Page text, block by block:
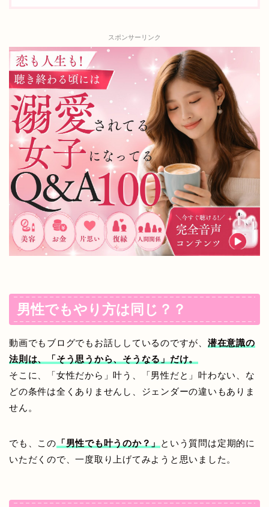
スポンサーリンク
男性でもやり方は同じ？？
動画でもブログでもお話ししているのですが、 潜在意識の
法則は、「そう思うから、そうなる」だけ。
そこに、「女性だから」叶う、「男性だと」叶わない、な
どの条件は全くありませんし、ジェンダーの違いもありま
せん。
でも、この 「男性でも叶うのか？」
という質問は定期的に
いただくので、一度取り上げてみようと思いました。